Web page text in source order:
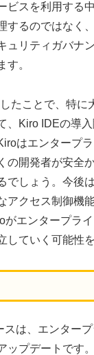
ビスを利用する
するのではなく
ュリティガバナ
す。
たことで、特に
、Kiro IDEの導
はエンタープ
の開発者が安全
でしょう。今後
アクセス制御機
がエンタープラ
していく可能性
は、エンター
ップデートです